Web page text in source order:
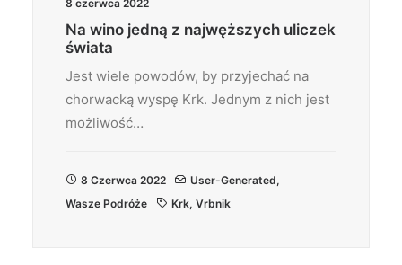
8 czerwca 2022
Na wino jedną z najwęższych uliczek
świata
Jest wiele powodów, by przyjechać na
chorwacką wyspę Krk. Jednym z nich jest
możliwość…
8 Czerwca 2022 User-Generated,
Wasze Podróże
Krk, Vrbnik